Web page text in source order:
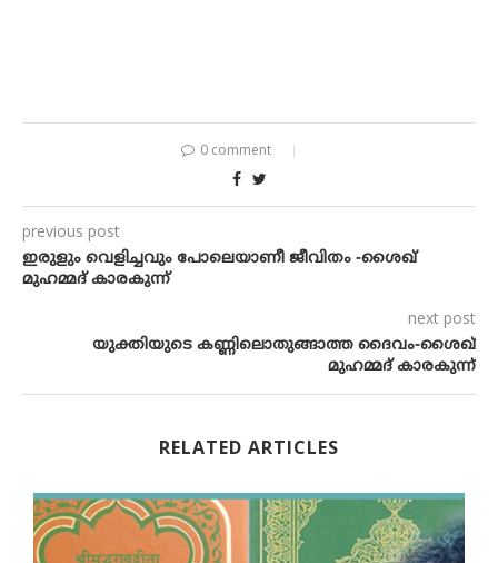
0 comment
previous post
ഇരുളും വെളിച്ചവും പോലെയാണീ ജീവിതം -ശൈഖ്
മുഹമ്മദ് കാരകുന്ന്
next post
യുക്തിയുടെ കണ്ണിലൊതുങ്ങാത്ത ദൈവം-ശൈഖ്
മുഹമ്മദ് കാരകുന്ന്
RELATED ARTICLES